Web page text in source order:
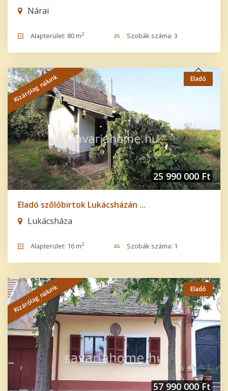
Nárai
Alapterület: 80 m2 Szobák száma: 3
Kizárólag nálunk Eladó
25 990 000 Ft
Eladó szőlőbirtok Lukácsházán ...
Lukácsháza
Alapterület: 16 m2 Szobák száma: 1
Kizárólag nálunk Eladó
57 990 000 Ft